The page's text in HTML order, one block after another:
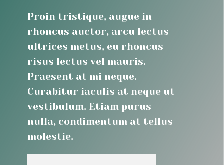
Proin tristique, augue in
rhoncus auctor, arcu lectus
ultrices metus, eu rhoncus
risus lectus vel mauris.
Praesent at mi neque.
Curabitur iaculis at neque ut
vestibulum. Etiam purus
nulla, condimentum at tellus
molestie.